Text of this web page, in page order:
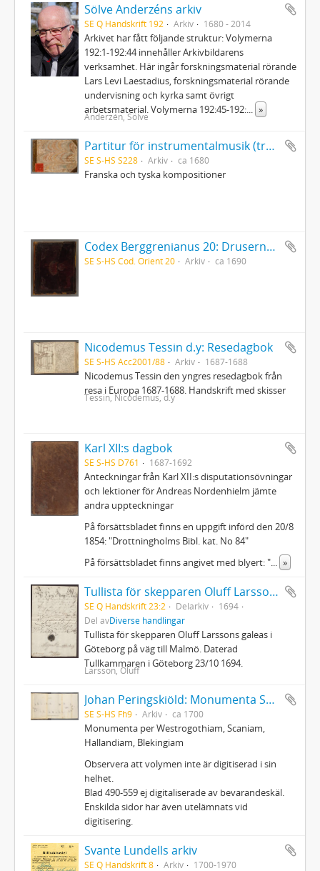
Sölve Anderzéns arkiv
SE Q Handskrift 192 Arkiv 1680 - 2014
Arkivet har fått följande struktur: Volymerna
192:1-192:44 innehåller Arkivbildarens
verksamhet. Här ingår forskningsmaterial rörande
Lars Levi Laestadius, forskningsmaterial rörande
undervisning och kyrka samt övrigt
arbetsmaterial. Volymerna 192:45-192:... »
Anderzén, Sölve
Partitur för instrumentalmusik (trestämmig sättning) i tabulatur
SE S-HS S228 Arkiv ca 1680
Franska och tyska kompositioner
Codex Berggrenianus 20: Drusernas på Libanon heliga bok
SE S-HS Cod. Orient 20 Arkiv ca 1690
Nicodemus Tessin d.y: Resedagbok
SE S-HS Acc2001/88 Arkiv 1687-1688
Nicodemus Tessin den yngres resedagbok från
resa i Europa 1687-1688. Handskrift med skisser
Tessin, Nicodemus, d.y
Karl XII:s dagbok
SE S-HS D761 1687-1692
Anteckningar från Karl XII:s disputationsövningar
och lektioner för Andreas Nordenhielm jämte
andra uppteckningar
På försättsbladet finns en uppgift införd den 20/8
1854: "Drottningholms Bibl. kat. No 84"
På försättsbladet finns angivet med blyert: "... »
Tullista för skepparen Oluff Larssons galeas
SE Q Handskrift 23:2 Delarkiv
1694
Del avDiverse handlingar
Tullista för skepparen Oluff Larssons galeas i
Göteborg på väg till Malmö. Daterad
Tullkammaren i Göteborg 23/10 1694.
Larsson, Oluff
Johan Peringskiöld: Monumenta Sveo-Gothorum
SE S-HS Fh9 Arkiv ca 1700
Monumenta per Westrogothiam, Scaniam,
Hallandiam, Blekingiam
Observera att volymen inte är digitiserad i sin
helhet.
Blad 490-559 ej digitaliserade av bevarandeskäl.
Enskilda sidor har även utelämnats vid
digitisering.
Svante Lundells arkiv
SE Q Handskrift 8 Arkiv 1700-1970